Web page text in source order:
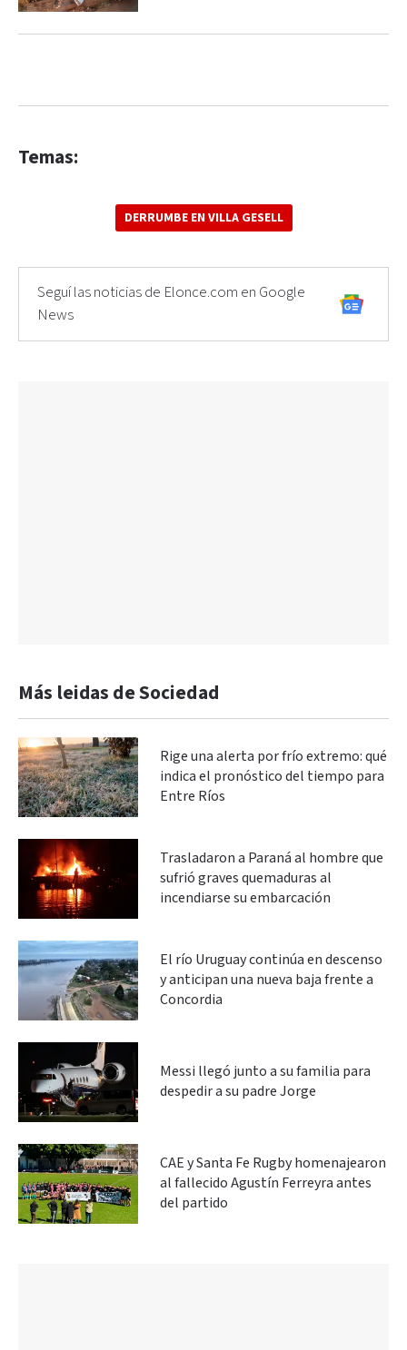
Temas:
DERRUMBE EN VILLA GESELL
Seguí las noticias de Elonce.com en Google
News
Más leidas de Sociedad
Rige una alerta por frío extremo: qué
indica el pronóstico del tiempo para
Entre Ríos
Trasladaron a Paraná al hombre que
sufrió graves quemaduras al
incendiarse su embarcación
El río Uruguay continúa en descenso
y anticipan una nueva baja frente a
Concordia
Messi llegó junto a su familia para
despedir a su padre Jorge
CAE y Santa Fe Rugby homenajearon
al fallecido Agustín Ferreyra antes
del partido